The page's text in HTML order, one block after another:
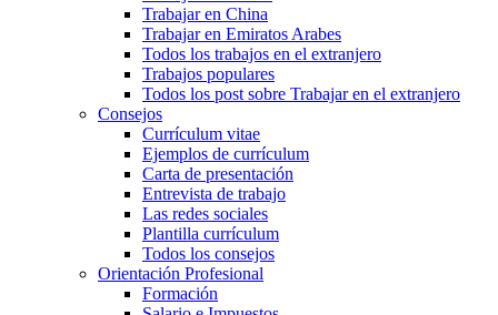
Trabajar en China
Trabajar en Emiratos Arabes
Todos los trabajos en el extranjero
Trabajos populares
Todos los post sobre Trabajar en el extranjero
Consejos
Currículum vitae
Ejemplos de currículum
Carta de presentación
Entrevista de trabajo
Las redes sociales
Plantilla currículum
Todos los consejos
Orientación Profesional
Formación